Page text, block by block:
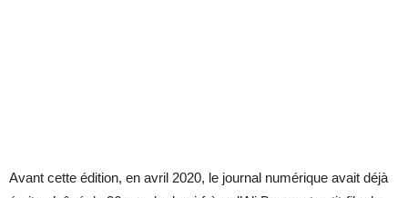
Avant cette édition, en avril 2020, le journal numérique avait déjà